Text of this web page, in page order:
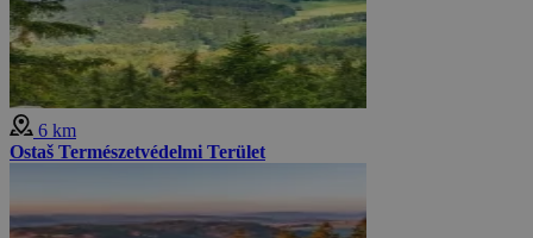
6 km
Ostaš Természetvédelmi Terület